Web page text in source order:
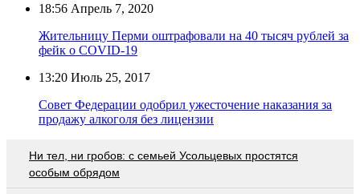
18:56 Апрель 7, 2020
Жительницу Перми оштрафовали на 40 тысяч рублей за
фейк о COVID-19
13:20 Июль 25, 2017
Совет Федерации одобрил ужесточение наказания за
продажу алкоголя без лицензии
Ни тел, ни гробов: с семьей Усольцевых простятся
особым обрядом